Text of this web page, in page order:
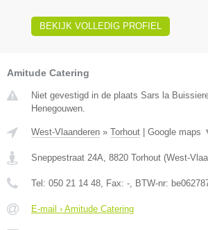
BEKIJK VOLLEDIG PROFIEL
Amitude Catering
Niet gevestigd in de plaats Sars la
Henegouwen.
West-Vlaanderen » Torhout Google maps
Sneppestraat 24A, 8820 Torhout (West-
Tel: 050 21 14 48, Fax: -, BTW-nr:
E-mail › Amitude Catering